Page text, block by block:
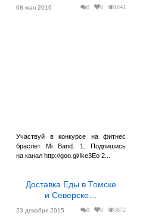
0 0 1841
08 мая 2016
Участвуй в конкурсе на фитнес
браслет Mi Band. 1. Подпишись
на канал http://goo.gl/Ike3Eo 2...
Доставка Еды в Томске
и Северске…
0 0 3672
23 декабря 2015